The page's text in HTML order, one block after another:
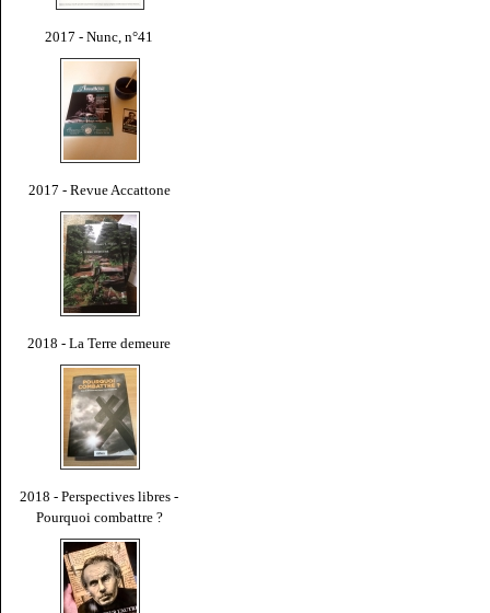
2017 - Nunc, n°41
2017 - Revue Accattone
2018 - La Terre demeure
2018 - Perspectives libres -
Pourquoi combattre ?